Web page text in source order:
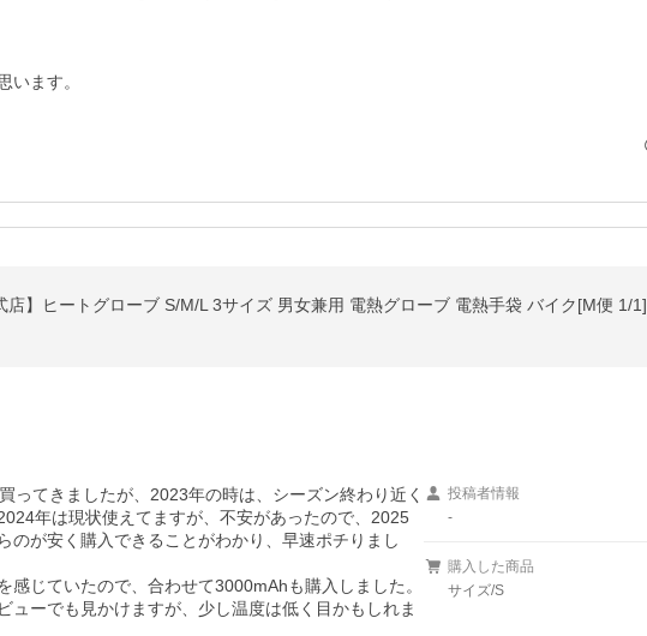
います。
】ヒートグローブ S/M/L 3サイズ 男女兼用 電熱グローブ 電熱手袋 バイク[M便 1/1]
てきましたが、2023年の時は、シーズン終わり近く
年は現状使えてますが、不安があったので、2025
が安く購入できることがわかり、早速ポチりまし
じていたので、合わせて3000mAhも購入しました。
ーでも見かけますが、少し温度は低く目かもしれま
投稿者情報
-
購入した商品
サイズ/S